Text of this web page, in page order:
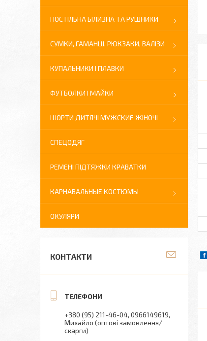
ПОСТІЛЬНА БІЛИЗНА ТА РУШНИКИ
СУМКИ, ГАМАНЦІ, РЮКЗАКИ, ВАЛІЗИ
КУПАЛЬНИКИ І ПЛАВКИ
ФУТБОЛКИ І МАЙКИ
ШОРТИ ДИТЯЧІ МУЖСКИЕ ЖІНОЧІ
СПЕЦОДЯГ
РЕМЕНІ ПІДТЯЖКИ КРАВАТКИ
КАРНАВАЛЬНЫЕ КОСТЮМЫ
ОКУЛЯРИ
КОНТАКТИ
+380 (95) 211-46-04 0966149619
Михайло (оптові замовлення/
скарги)